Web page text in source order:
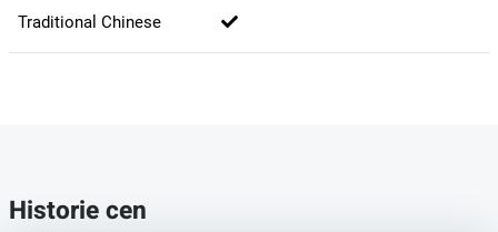
Traditional Chinese
Historie cen